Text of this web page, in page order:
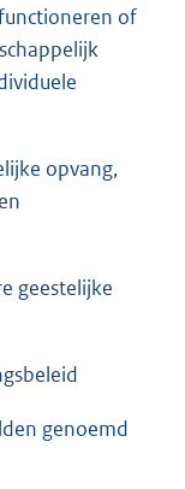
of
opvang,
geestelijke
genoemd